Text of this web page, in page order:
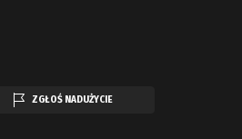
ZGŁOŚ NADUŻYCIE